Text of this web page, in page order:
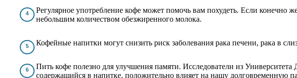
Регулярное употребление кофе может помочь вам похудеть. Если конечно
небольшим количеством обезжиренного молока.
Кофейные напитки могут снизить риск заболевания рака печени, рака в
Пить кофе полезно для улучшения памяти. Исследователи из
содержащийся в напитке, положительно влияет на нашу долговременную